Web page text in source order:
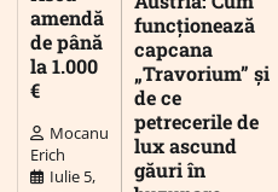
amendă
de până
la 1.000
€
Mocanu
Erich
Iulie 5,
funcționează
capcana
„Travorium” și
de ce
petrecerile de
lux ascund
găuri în